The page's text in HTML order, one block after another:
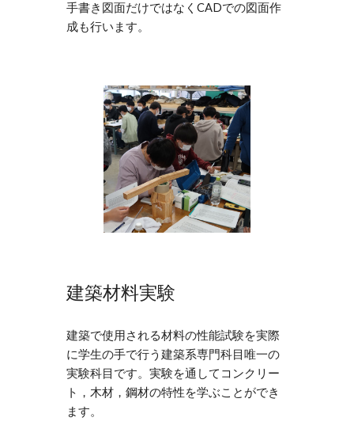
手書き図面だけではなくCADでの図面作
成も行います。
建築材料実験
建築で使用される材料の性能試験を実際
に学生の手で行う建築系専門科目唯一の
実験科目です。実験を通してコンクリー
ト，木材，鋼材の特性を学ぶことができ
ます。